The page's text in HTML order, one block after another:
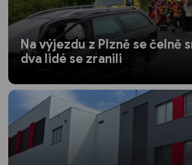
Na výjezdu z Plzně se čelně
dva lidé se zranili